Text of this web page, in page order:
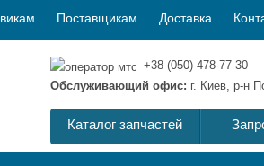
Поставщикам Доставка
+38 (050) 478-77-30
Обслуживающий офис: г. Киев, р-н
Каталог запчастей